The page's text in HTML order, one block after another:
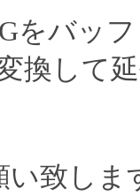
をバッ
換して
い致しま